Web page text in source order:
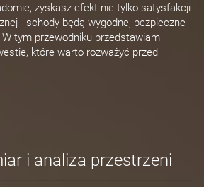
zyskasz efekt nie tylko satysfakcji
- schody będą wygodne, bezpieczne
tym przewodniku przedstawiam
które warto rozważyć przed
i analiza przestrzeni